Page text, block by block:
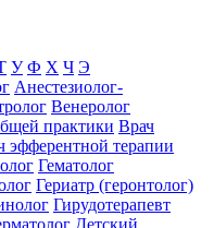
У Ф Х Ч Э
Анестезиолог-
Венеролог
практики Врач
эфферентной терапии
Гематолог
Гериатр (геронтолог)
Гирудотерапевт
Детский